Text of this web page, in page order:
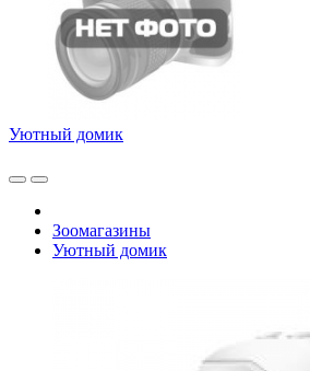
Уютный домик
Зоомагазины
Уютный домик